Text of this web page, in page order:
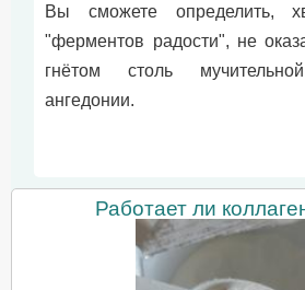
Вы сможете определить,
"ферментов радости", не
гнётом столь
ангедонии.
Работает ли